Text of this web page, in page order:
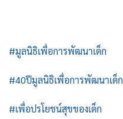
#มูลนิธิเพื่อการพัฒนาเด็ก
#40ปีมูลนิธิเพื่อการพัฒนาเด็ก
#เพื่อปรโยชน์สุขของเด็ก